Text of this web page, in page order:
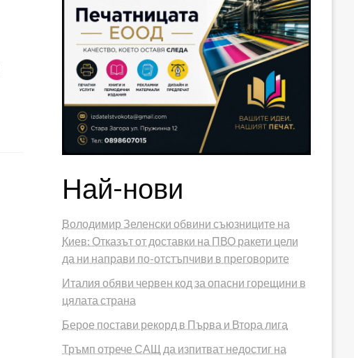
Най-нови
Володимир Зеленски обвини съюзниците на
Киев: Отказът от доставки на ПВО ракети цели
да ни направи по-отстъпчиви в преговорите
Италия обяви червен код за опасни горещини в
цялата страна
Берое постави рекорд в Първа и Втора лига
Тръмп отрече САЩ да изпитват недостиг на